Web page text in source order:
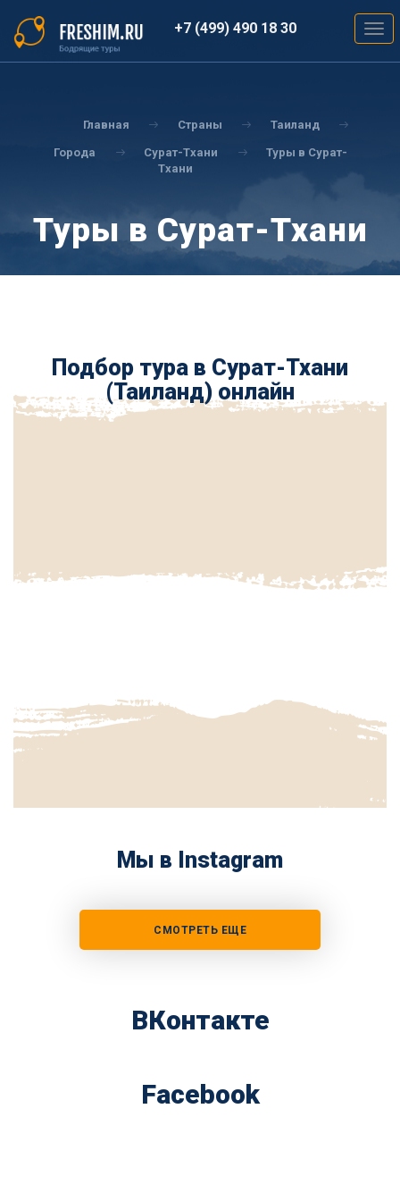
основному
содержанию
+7 (499) 490 18 30
Главная Страны Таиланд
Города Сурат-Тхани
Туры в Сурат-
Тхани
Туры в Сурат-Тхани
Подбор тура в Сурат-Тхани
(Таиланд) онлайн
Мы в Instagram
СМОТРЕТЬ ЕЩЕ
ВКонтакте
Facebook